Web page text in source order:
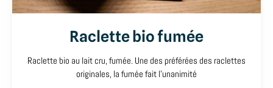
Raclette bio fumée
Raclette bio au lait cru, fumée. Une des préférées des raclettes
originales, la fumée fait l'unanimité